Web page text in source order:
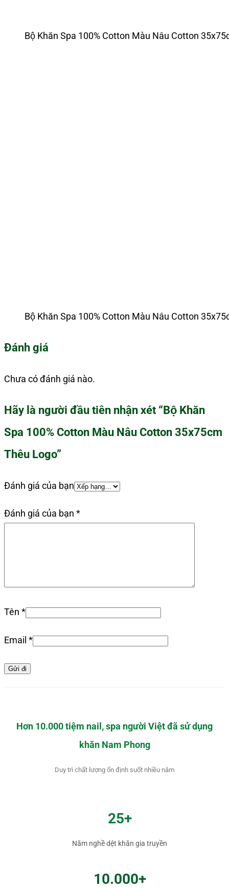
Bộ Khăn Spa 100% Cotton Màu Nâu Cotton
Bộ Khăn Spa 100% Cotton Màu Nâu Cotton
Đánh giá
Chưa có đánh giá nào.
Hãy là người đầu tiên nhận xét “Bộ Khăn
Spa 100% Cotton Màu Nâu Cotton 35x75cm
Thêu Logo”
Đánh giá của bạn
Đánh giá của bạn *
Tên *
Email *
Hơn 10.000 tiệm nail, spa người Việt đã sử dụng
khăn Nam Phong
Duy trì chất lượng ổn định suốt nhiều năm
25+
Năm nghề dệt khăn gia truyền
10.000+